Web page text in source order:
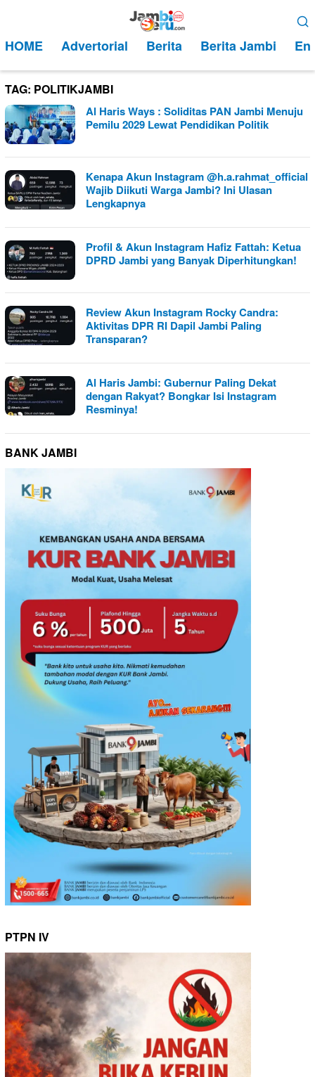
kontenMobile
HOME Advertorial Berita Berita Jambi
TAG: POLITIKJAMBI
Al Haris Ways : Soliditas PAN Jambi Menuju
Pemilu 2029 Lewat Pendidikan Politik
Kenapa Akun Instagram @h.a.rahmat_official
Wajib Diikuti Warga Jambi? Ini Ulasan
Lengkapnya
Profil & Akun Instagram Hafiz Fattah: Ketua
DPRD Jambi yang Banyak Diperhitungkan!
Review Akun Instagram Rocky Candra:
Aktivitas DPR RI Dapil Jambi Paling
Transparan?
Al Haris Jambi: Gubernur Paling Dekat
dengan Rakyat? Bongkar Isi Instagram
Resminya!
BANK JAMBI
PTPN IV